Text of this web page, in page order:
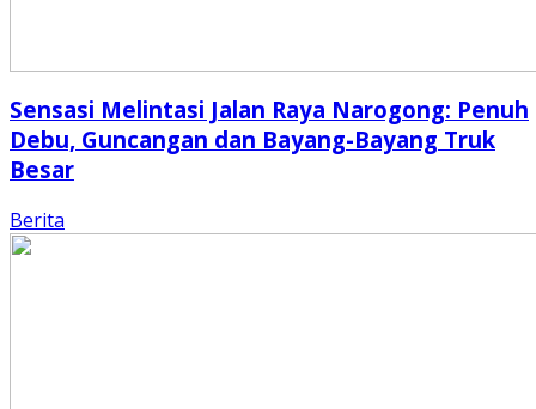
Sensasi Melintasi Jalan Raya Narogong: Penuh
Debu, Guncangan dan Bayang-Bayang Truk
Besar
Berita